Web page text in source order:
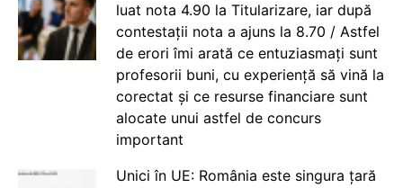
luat nota 4.90 la Titularizare, iar după
contestații nota a ajuns la 8.70 / Astfel
de erori îmi arată ce entuziasmați sunt
profesorii buni, cu experiență să vină la
corectat și ce resurse financiare sunt
alocate unui astfel de concurs
important
Unici în UE: România este singura țară